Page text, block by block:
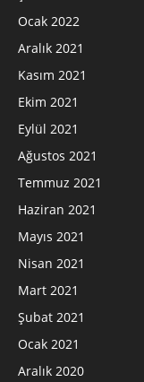
Ocak 2022
Aralık 2021
Kasım 2021
Ekim 2021
Eylül 2021
Ağustos 2021
Temmuz 2021
Haziran 2021
Mayıs 2021
Nisan 2021
Mart 2021
Şubat 2021
Ocak 2021
Aralık 2020